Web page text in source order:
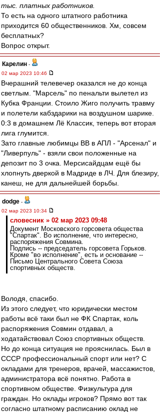
тыс. платных работников.
То есть на одного штатного работника
приходится 60 общественников. Хм, совсем
бесплатных?
Вопрос открыт.
Карелин -
02 мар 2023 10:46
Вчерашний телевечер оказался не до конца
светлым. "Марсель" по пенальти вылетел из
Кубка Франции. Стоило Жиго получить травму
и полетели кабздарики на воздушном шарике.
0:3 в домашнем Лё Классик, теперь вот вторая
лига глумится.
Зато главные любимцы ВВ в АПЛ - "Арсенал" и
"Ливерпуль" - взяли свои положенные на
депозит по 3 очка. Мерсисайдцам ещё бы
хлопнуть дверкой в Мадриде в ЛЧ. Для блезиру,
канеш, не для дальнейшей борьбы.
dodge -
02 мар 2023 10:34
словесник » 02 мар 2023 09:48
Документ Московского горсовета общества
"Спартак". Во исполнение, что интересно,
распоряжения Совмина.
Подпись -- председатель горсовета Горьков.
Кроме "во исполнение", есть и основание --
Письмо Центрального Совета Союза
спортивных обществ.
Володя, спасибо.
Из этого следует, что юридически местом
работы всё таки был не ФК Спартак, коль
распоряжения Совмин отдавал, а
ходатайствовал Союз спортивных обществ.
Но до конца ситуация не прояснилась. Был в
СССР профессиональный спорт или нет? С
окладами для тренеров, врачей, массажистов,
администратора всё понятно. Работа в
спортивном обществе. Физкультура для
граждан. Но оклады игроков? Прямо вот так
согласно штатному расписанию оклад не